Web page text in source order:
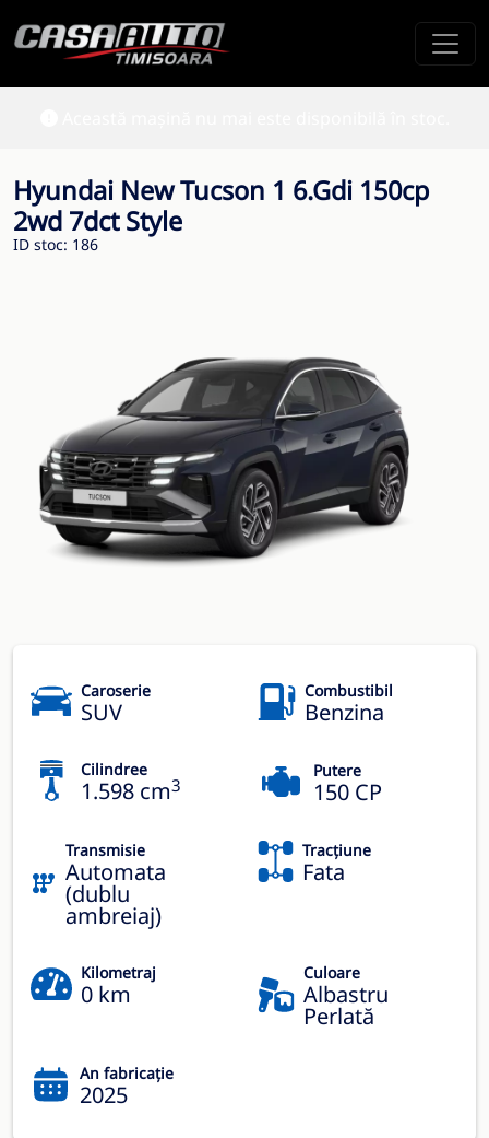
Hyundai New Tucson 1 6.Gdi 150cp
2wd 7dct Style
ID stoc: 186
Caroserie
SUV
Combustibil
Benzina
Cilindree
1.598 cm3
Putere
150 CP
Transmisie
Automata
(dublu
ambreiaj)
Tracțiune
Fata
Kilometraj
0 km
Culoare
Albastru
Perlată
An fabricație
2025